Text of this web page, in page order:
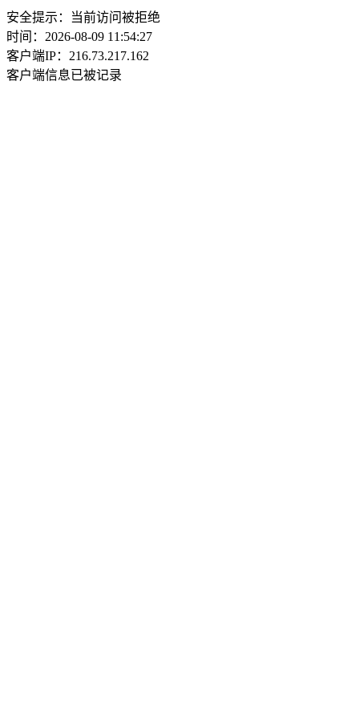
安全提示：当前访问被拒绝
时间：2026-08-09 11:54:27
客户端IP：216.73.217.162
客户端信息已被记录